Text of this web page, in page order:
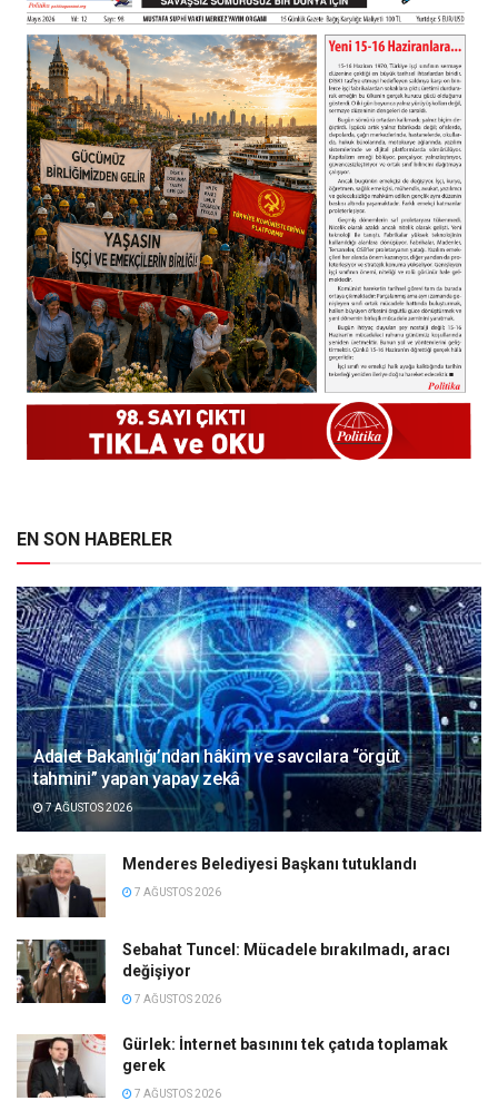
EN SON HABERLER
Adalet Bakanlığı’ndan hâkim ve savcılara “örgüt
tahmini” yapan yapay zekâ
7 AĞUSTOS 2026
Menderes Belediyesi Başkanı tutuklandı
7 AĞUSTOS 2026
Sebahat Tuncel: Mücadele bırakılmadı, aracı
değişiyor
7 AĞUSTOS 2026
Gürlek: İnternet basınını tek çatıda toplamak
gerek
7 AĞUSTOS 2026